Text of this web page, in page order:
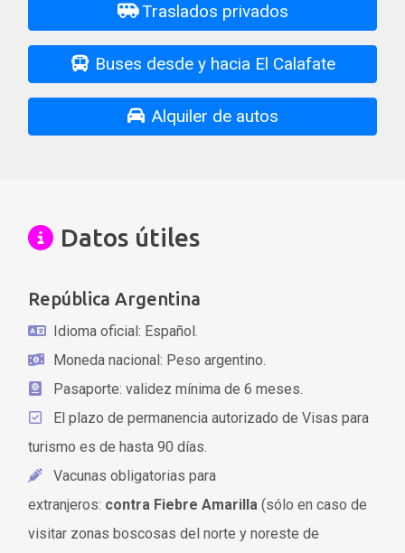
Traslados privados
Buses desde y hacia El Calafate
Alquiler de autos
Datos útiles
República Argentina
Idioma oficial: Español.
Moneda nacional: Peso argentino.
Pasaporte: validez mínima de 6 meses.
El plazo de permanencia autorizado de Visas para
turismo es de hasta 90 días.
Vacunas obligatorias para
extranjeros: contra Fiebre Amarilla (sólo en caso de
visitar zonas boscosas del norte y noreste de